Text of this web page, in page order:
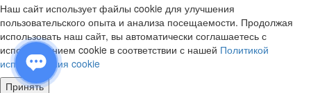
Наш сайт использует файлы cookie для улучшения
пользовательского опыта и анализа посещаемости. Продолжая
использовать наш сайт, вы автоматически соглашаетесь с
использованием cookie в соответствии с нашей Политикой
использования cookie
Принять